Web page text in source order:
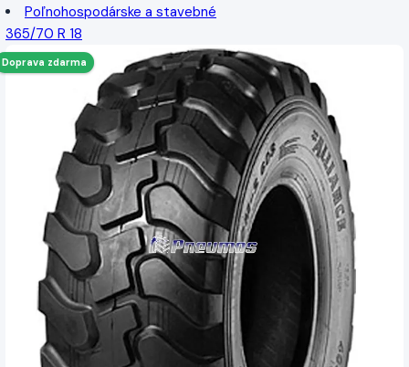
Poľnohospodárske a stavebné
365/70 R 18
Doprava zdarma